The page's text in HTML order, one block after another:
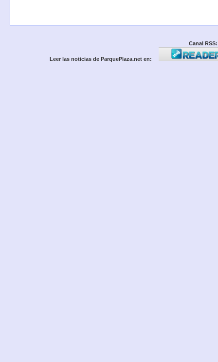
Canal RSS:
Leer las noticias de ParquePlaza.net en: